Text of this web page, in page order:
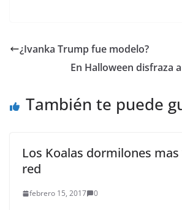
Images Este gatito se
asoma juguetón por el
hueco de una caja.
¿Ivanka Trump fue modelo?
En Halloween disfraza
También te puede
Los Koalas dormilones
red
febrero 15, 2017 0